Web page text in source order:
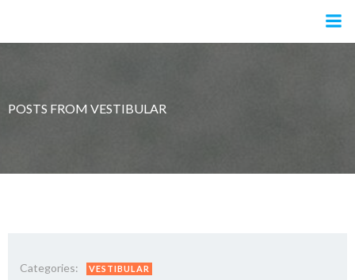
o
POSTS FROM VESTIBULAR
Categories: VESTIBULAR